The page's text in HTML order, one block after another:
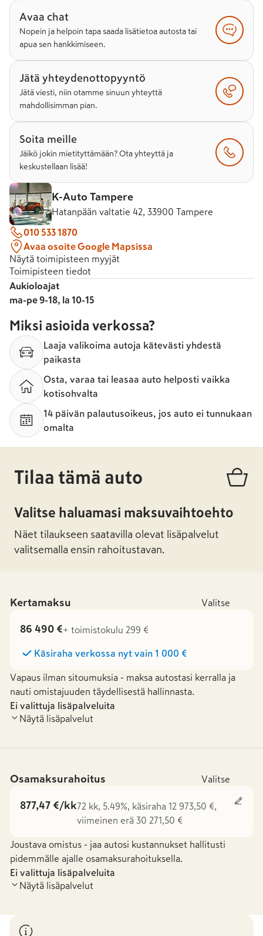
Avaa chat
Nopein ja helpoin tapa saada lisätietoa autosta tai
apua sen hankkimiseen.
Jätä yhteydenottopyyntö
Jätä viesti, niin otamme sinuun yhteyttä
mahdollisimman pian.
Soita meille
Jäikö jokin mietityttämään? Ota yhteyttä ja
keskustellaan lisää!
K-Auto Tampere
Hatanpään valtatie 42, 33900 Tampere
010 533 1870
Avaa osoite Google Mapsissa
Näytä toimipisteen myyjät
Toimipisteen tiedot
Aukioloajat
ma-pe 9-18, la 10-15
Miksi asioida verkossa?
Laaja valikoima autoja kätevästi yhdestä
paikasta
Osta, varaa tai leasaa auto helposti vaikka
kotisohvalta
14 päivän palautusoikeus, jos auto ei tunnukaan
omalta
Tilaa tämä auto
Valitse haluamasi maksuvaihtoehto
Näet tilaukseen saatavilla olevat lisäpalvelut
valitsemalla ensin rahoitustavan.
Kertamaksu Valitse
86 490 €+ toimistokulu 299 €
Käsiraha verkossa nyt vain 1 000 €
Vapaus ilman sitoumuksia - maksa autostasi kerralla ja
nauti omistajuuden täydellisestä hallinnasta.
Ei valittuja lisäpalveluita
Näytä lisäpalvelut
Osamaksurahoitus Valitse
877,47 €/kk72 kk, 5.49%, käsiraha 12 973,50 €,
viimeinen erä 30 271,50 €
Joustava omistus - jaa autosi kustannukset hallitusti
pidemmälle ajalle osamaksurahoituksella.
Ei valittuja lisäpalveluita
Näytä lisäpalvelut